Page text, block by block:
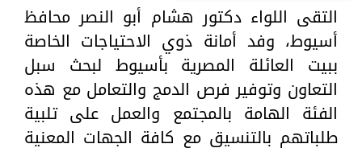
التقى اللواء دكتور هشام أبو النصر محافظ
أسيوط، وفد أمانة ذوي الاحتياجات الخاصة
ببيت العائلة المصرية بأسيوط لبحث سبل
التعاون وتوفير فرص الدمج والتعامل مع هذه
الفئة الهامة بالمجتمع والعمل على تلبية
طلباتهم بالتنسيق مع كافة الجهات المعنية